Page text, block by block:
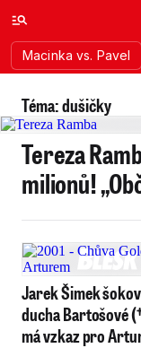
Macinka vs. Pavel
Téma: dušičky
Tereza
milionů!
Jarek Šimek
ducha Bartošové
má vzkaz pro